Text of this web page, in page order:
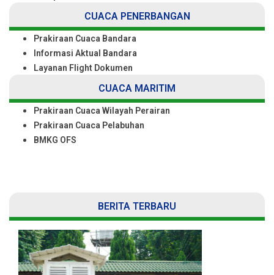
CUACA PENERBANGAN
Prakiraan Cuaca Bandara
Informasi Aktual Bandara
Layanan Flight Dokumen
CUACA MARITIM
Prakiraan Cuaca Wilayah Perairan
Prakiraan Cuaca Pelabuhan
BMKG OFS
BERITA TERBARU